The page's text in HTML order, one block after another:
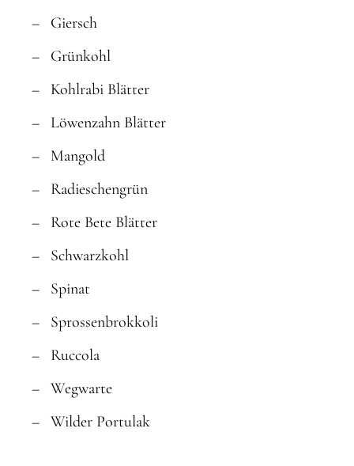
Giersch
Grünkohl
Kohlrabi Blätter
Löwenzahn Blätter
Mangold
Radieschengrün
Rote Bete Blätter
Schwarzkohl
Spinat
Sprossenbrokkoli
Ruccola
Wegwarte
Wilder Portulak